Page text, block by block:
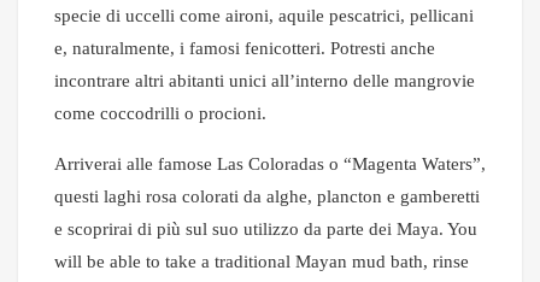
specie di uccelli come aironi, aquile pescatrici, pellicani
e, naturalmente, i famosi fenicotteri. Potresti anche
incontrare altri abitanti unici all’interno delle mangrovie
come coccodrilli o procioni.
Arriverai alle famose Las Coloradas o “Magenta Waters”,
questi laghi rosa colorati da alghe, plancton e gamberetti
e scoprirai di più sul suo utilizzo da parte dei Maya. You
will be able to take a traditional Mayan mud bath, rinse